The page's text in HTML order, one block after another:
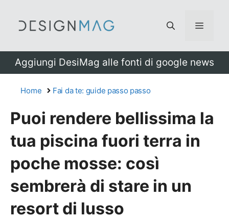
Menu
Aggiungi DesiMag alle fonti di google news
Home Fai da te: guide passo passo
Puoi rendere bellissima la
tua piscina fuori terra in
poche mosse: così
sembrerà di stare in un
resort di lusso